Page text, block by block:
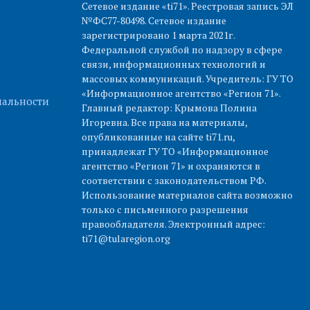
Сетевое издание «ti71». Реестровая запись ЭЛ
№ФС77-80498. Сетевое издание
зарегистрировано 1 марта 2021г.
Федеральной службой по надзору в сфере
связи, информационных технологий и
массовых коммуникаций. Учредитель: ГУ ТО
«Информационное агентство «Регион 71».
Главный редактор: Крымова Полина
Игоревна. Все права на материалы,
опубликованные на сайте ti71.ru,
принадлежат ГУ ТО «Информационное
агентство «Регион 71» и охраняются в
соответствии с законодательством РФ.
Использование материалов сайта возможно
только с письменного разрешения
правообладателя. Электронный адрес:
ti71@tularegion.org